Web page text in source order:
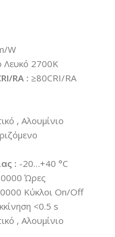
W
Λευκό 2700K
RA : ≥80CRI/RA
, Αλουμίνιο
: -20…+40 °C
Ώρες
Κύκλοι On/Off
<0.5 s
, Αλουμίνιο